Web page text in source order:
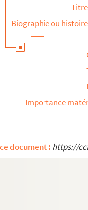
Titre
Biographie ou histoire
Importance
document : https://